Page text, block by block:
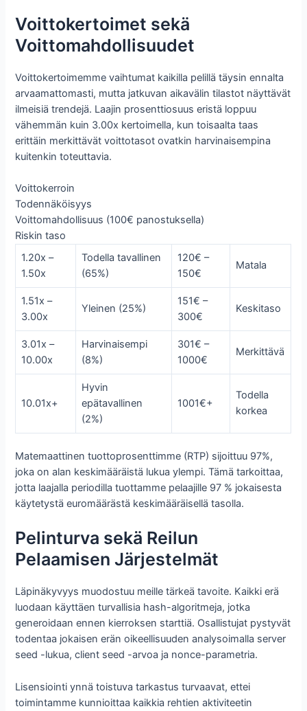
Voittokertoimet sekä
Voittomahdollisuudet
Voittokertoimemme vaihtumat kaikilla pelillä täysin ennalta
arvaamattomasti, mutta jatkuvan aikavälin tilastot näyttävät
ilmeisiä trendejä. Laajin prosenttiosuus eristä loppuu
vähemmän kuin 3.00x kertoimella, kun toisaalta taas
erittäin merkittävät voittotasot ovatkin harvinaisempina
kuitenkin toteuttavia.
Voittokerroin
Todennäköisyys
Voittomahdollisuus (100€ panostuksella)
Riskin taso
1.20x –
1.50x
Todella tavallinen
(65%)
120€ –
150€
Matala
1.51x –
3.00x
Yleinen (25%)
151€ –
300€
Keskitaso
3.01x –
10.00x
Harvinaisempi
(8%)
301€ –
1000€
Merkittävä
10.01x+
Hyvin
epätavallinen
(2%)
1001€+
Todella
korkea
Matemaattinen tuottoprosenttimme (RTP) sijoittuu 97%,
joka on alan keskimääräistä lukua ylempi. Tämä tarkoittaa,
jotta laajalla periodilla tuottamme pelaajille 97 % jokaisesta
käytetystä euromäärästä keskimääräisellä tasolla.
Pelinturva sekä Reilun
Pelaamisen Järjestelmät
Läpinäkyvyys muodostuu meille tärkeä tavoite. Kaikki erä
luodaan käyttäen turvallisia hash-algoritmeja, jotka
generoidaan ennen kierroksen starttiä. Osallistujat pystyvät
todentaa jokaisen erän oikeellisuuden analysoimalla server
seed -lukua, client seed -arvoa ja nonce-parametria.
Lisensiointi ynnä toistuva tarkastus turvaavat, ettei
toimintamme kunnioittaa kaikkia rehtien aktiviteetin